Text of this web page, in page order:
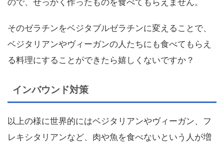
そのゼラチンをベジタブルゼラチンに変えることで、
ベジタリアンやヴィーガンの人たちにも食べてもらえ
る料理にすることができたら嬉しくないですか？
インバウンド対策
以上の様に世界的にはベジタリアンやヴィーガン、フ
レキシタリアンなど、肉や魚を食べないという人が増